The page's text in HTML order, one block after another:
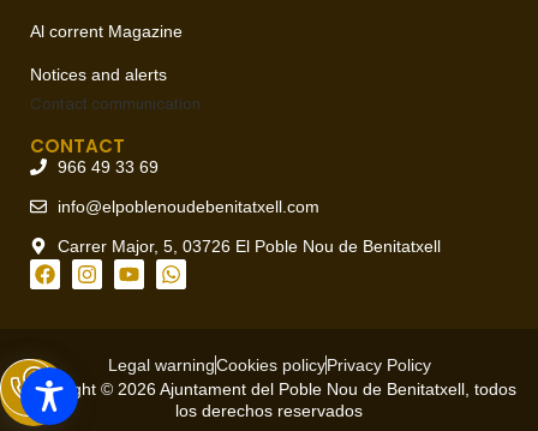
Al corrent Magazine
Notices and alerts
Contact communication
CONTACT
966 49 33 69
info@elpoblenoudebenitatxell.com
Carrer Major, 5, 03726 El Poble Nou de Benitatxell
Legal warningCookies policyPrivacy Policy
Copyright © 2026 Ajuntament del Poble Nou de Benitatxell, todos
los derechos reservados